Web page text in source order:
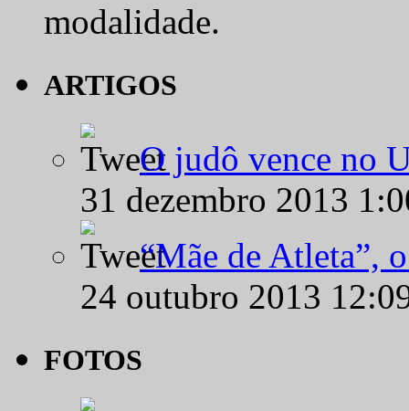
modalidade.
ARTIGOS
O judô vence no
31 dezembro 2013
“Mãe de Atleta”,
24 outubro 2013
FOTOS